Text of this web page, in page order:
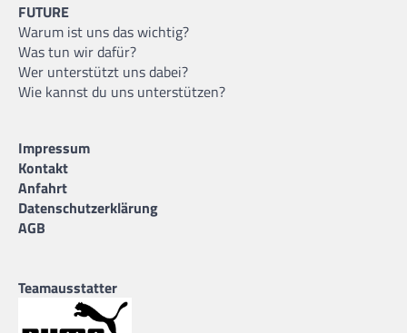
FUTURE
Warum ist uns das wichtig?
Was tun wir dafür?
Wer unterstützt uns dabei?
Wie kannst du uns unterstützen?
Impressum
Kontakt
Anfahrt
Datenschutzerklärung
AGB
Teamausstatter